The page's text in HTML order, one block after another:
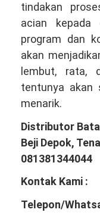
tindakan
acian kepada
program dan
akan
lembut, rata,
tentunya akan
menarik.
Distributor
Beji Depok,
081381344044
Kontak Kami :
Telepon/